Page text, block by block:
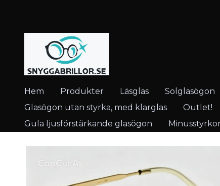
Hem Produkter Läsglas Solglasögon
Glasögon utan styrka, med klarglas
Outlet!
Gula ljusförstärkande glasögon